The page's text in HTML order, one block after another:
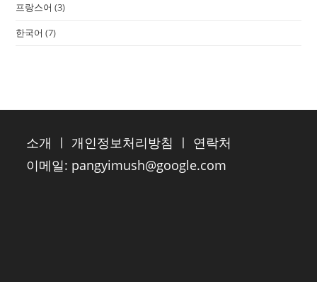
프랑스어 (3)
한국어 (7)
소개 ㅣ 개인정보처리방침 ㅣ 연락처
이메일: pangyimush@google.com